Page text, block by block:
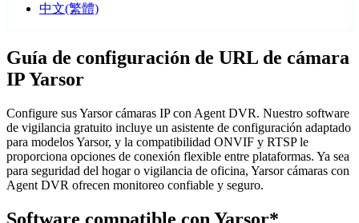
中文(繁體)
Guía de configuración de URL de cámara
IP Yarsor
Configure sus Yarsor cámaras IP con Agent DVR. Nuestro software
de vigilancia gratuito incluye un asistente de configuración adaptado
para modelos Yarsor, y la compatibilidad ONVIF y RTSP le
proporciona opciones de conexión flexible entre plataformas. Ya sea
para seguridad del hogar o vigilancia de oficina, Yarsor cámaras con
Agent DVR ofrecen monitoreo confiable y seguro.